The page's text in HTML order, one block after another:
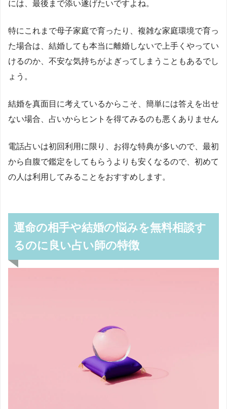
には、最後まで添い遂げたいですよね。
特にこれまで母子家庭で育ったり、複雑な家庭環境で育っ
た場合は、結婚しても本当に離婚しないで上手くやってい
けるのか、不安な気持ちがよぎってしまうこともあるでし
ょう。
結婚を真面目に考えているからこそ、簡単には答えを出せ
ない場合、占いからヒントを得てみるのも悪くありません
電話占いは初回利用に限り、お得な特典が多いので、最初
から自腹で鑑定をしてもらうよりも安くなるので、初めて
の人は利用してみることをおすすめします。
運命の相手や結婚の悩みを無料相談す
るのに良い占い師の特徴